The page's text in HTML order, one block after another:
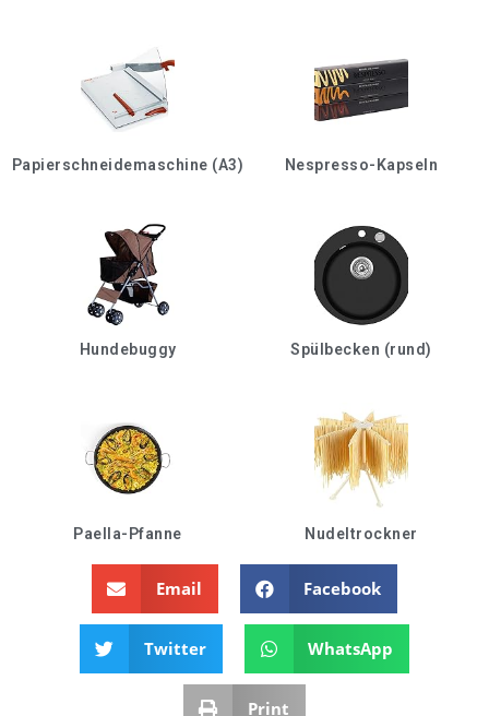
Papierschneidemaschine (A3) Nespresso-Kapseln
Hundebuggy Spülbecken (rund)
Paella-Pfanne Nudeltrockner
Email Facebook
Twitter WhatsApp
Print